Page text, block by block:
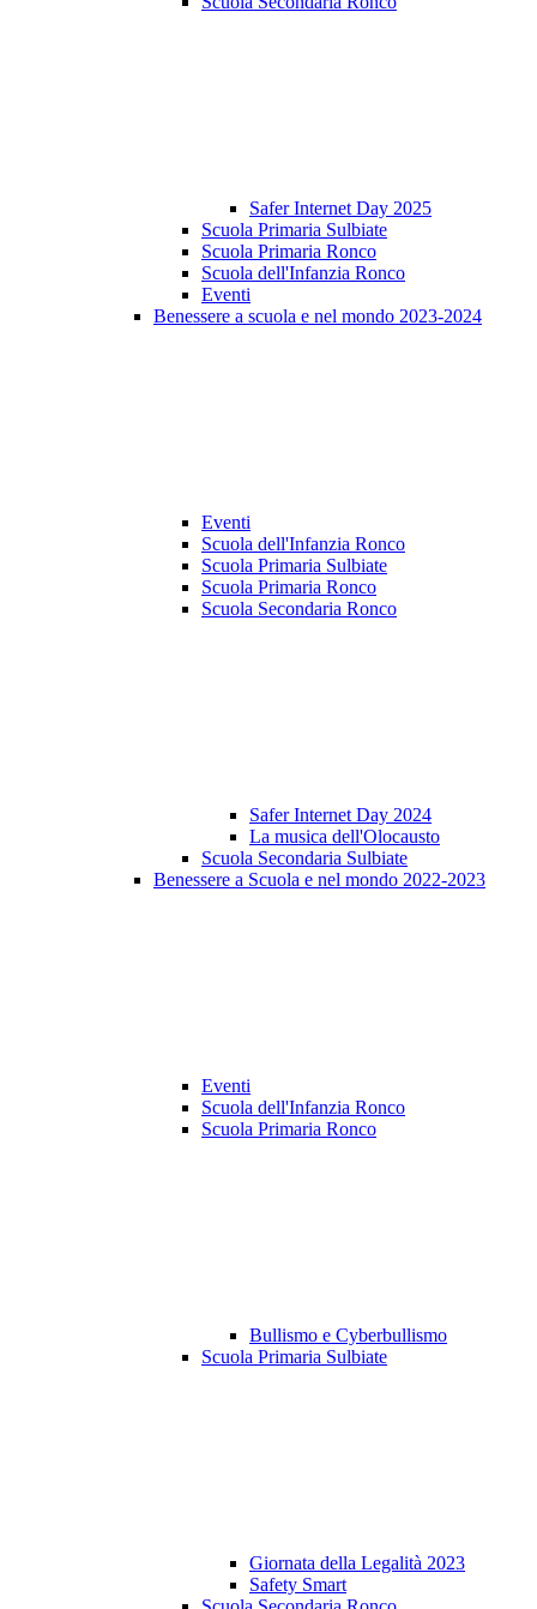
Safer Internet Day 2025
Scuola Primaria Sulbiate
Scuola Primaria Ronco
Scuola dell'Infanzia Ronco
Eventi
Benessere a scuola e nel mondo 2023-2024
Eventi
Scuola dell'Infanzia Ronco
Scuola Primaria Sulbiate
Scuola Primaria Ronco
Scuola Secondaria Ronco
Safer Internet Day 2024
La musica dell'Olocausto
Scuola Secondaria Sulbiate
Benessere a Scuola e nel mondo 2022-2023
Eventi
Scuola dell'Infanzia Ronco
Scuola Primaria Ronco
Bullismo e Cyberbullismo
Scuola Primaria Sulbiate
Giornata della Legalità 2023
Safety Smart